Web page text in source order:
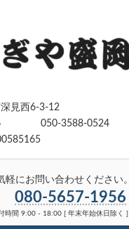
見西6-3-12
050-3588-0524
軽にお問い合わせください。
080-5657-1956
時間 9:00 - 18:00 [ 年末年始休日除く ]